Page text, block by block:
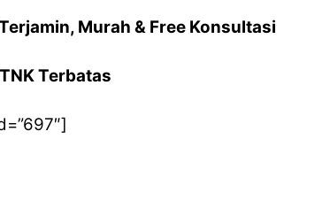
Murah & Free Konsultasi
Terbatas